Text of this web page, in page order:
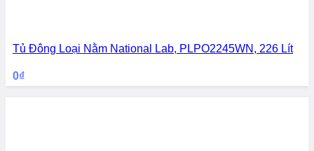
Tủ Đông Loại Nằm National Lab, PLPO2245WN, 226 Lít
0₫